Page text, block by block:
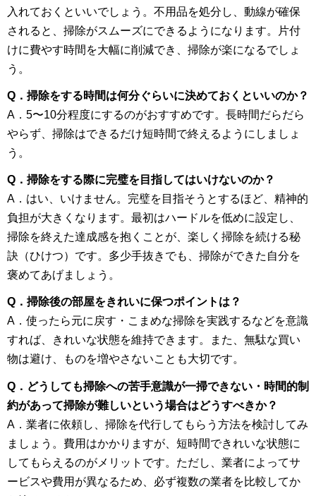
入れておくといいでしょう。不用品を処分し、動線が確保
されると、掃除がスムーズにできるようになります。片付
けに費やす時間を大幅に削減でき、掃除が楽になるでしょ
う。
Q．掃除をする時間は何分ぐらいに決めておくといいのか？
A．5〜10分程度にするのがおすすめです。長時間だらだら
やらず、掃除はできるだけ短時間で終えるようにしましょ
う。
Q．掃除をする際に完璧を目指してはいけないのか？
A．はい、いけません。完璧を目指そうとするほど、精神的
負担が大きくなります。最初はハードルを低めに設定し、
掃除を終えた達成感を抱くことが、楽しく掃除を続ける秘
訣（ひけつ）です。多少手抜きでも、掃除ができた自分を
褒めてあげましょう。
Q．掃除後の部屋をきれいに保つポイントは？
A．使ったら元に戻す・こまめな掃除を実践するなどを意識
すれば、きれいな状態を維持できます。また、無駄な買い
物は避け、ものを増やさないことも大切です。
Q．どうしても掃除への苦手意識が一掃できない・時間的制
約があって掃除が難しいという場合はどうすべきか？
A．業者に依頼し、掃除を代行してもらう方法を検討してみ
ましょう。費用はかかりますが、短時間できれいな状態に
してもらえるのがメリットです。ただし、業者によってサ
ービスや費用が異なるため、必ず複数の業者を比較してか